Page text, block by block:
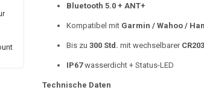
Bluetooth 5.0 + ANT+
Kompatibel mit Garmin / Wahoo /
Bis zu 300 Std. mit wechselbarer
IP67wasserdicht + Status-LED
Technische Daten